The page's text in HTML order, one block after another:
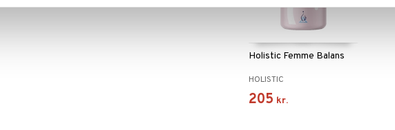
Holistic Femme Balans
HOLISTIC
205 kr.